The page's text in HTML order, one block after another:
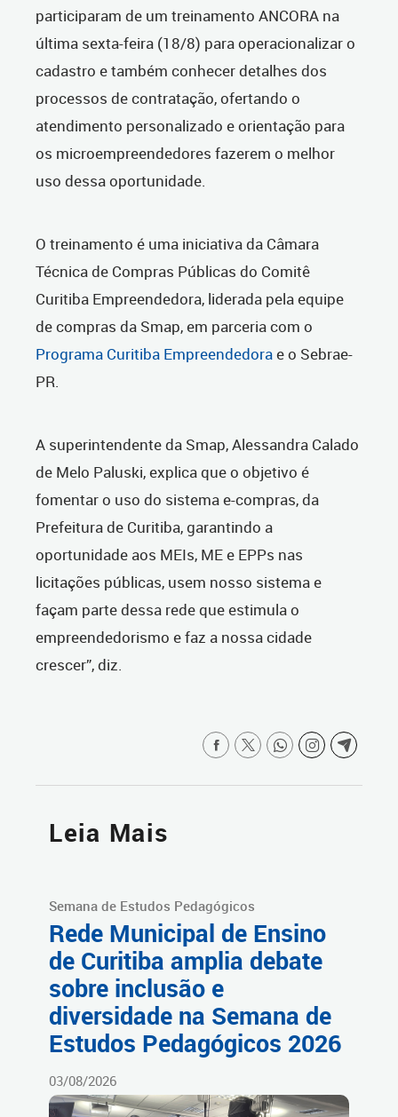
participaram de um treinamento ANCORA na
última sexta-feira (18/8) para operacionalizar o
cadastro e também conhecer detalhes dos
processos de contratação, ofertando o
atendimento personalizado e orientação para
os microempreendedores fazerem o melhor
uso dessa oportunidade.
O treinamento é uma iniciativa da Câmara
Técnica de Compras Públicas do Comitê
Curitiba Empreendedora, liderada pela equipe
de compras da Smap, em parceria com o
Programa Curitiba Empreendedorae o Sebrae-
PR.
A superintendente da Smap, Alessandra Calado
de Melo Paluski, explica que o objetivo é
fomentar o uso do sistema e-compras, da
Prefeitura de Curitiba, garantindo a
oportunidade aos MEIs, ME e EPPs nas
licitações públicas, usem nosso sistema e
façam parte dessa rede que estimula o
empreendedorismo e faz a nossa cidade
crescer”, diz.
Leia Mais
Semana de Estudos Pedagógicos
Rede Municipal de Ensino
de Curitiba amplia debate
sobre inclusão e
diversidade na Semana de
Estudos Pedagógicos 2026
03/08/2026